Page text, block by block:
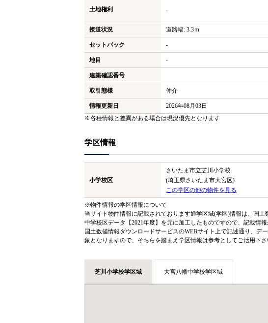
土地権利 -
接道状況 道路幅: 3.3ｍ
セットバック -
地目 -
建築確認番号
取引態様 仲介
情報更新日 2026年08月03日
※各種情報と差異がある場合は現況優先となります
学区情報
小学校区
さいたま市立芝川小学校
(埼玉県さいたま市大宮区)
この学区の他の物件を見る
※物件情報の学区情報について
当サイト物件情報に記載されております通学区域(学区)情報は、国
中学校区データ【2021年度】を元に加工したものですので、記載情
国土数値情報ダウンロードサービスのWEBサイト上で記述通り、
象となりますので、そちらを踏まえ学区情報は参考としてご活用下さ
芝川小学校学区域 大宮八幡中学校学区域